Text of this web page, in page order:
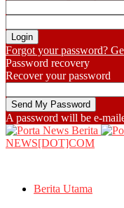
Forgot your password?
Password recovery
Recover your password
A password will be e-
NEWS[DOT]COM
Berita Utama